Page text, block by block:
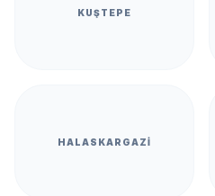
KUŞTEPE
HALASKARGAZI